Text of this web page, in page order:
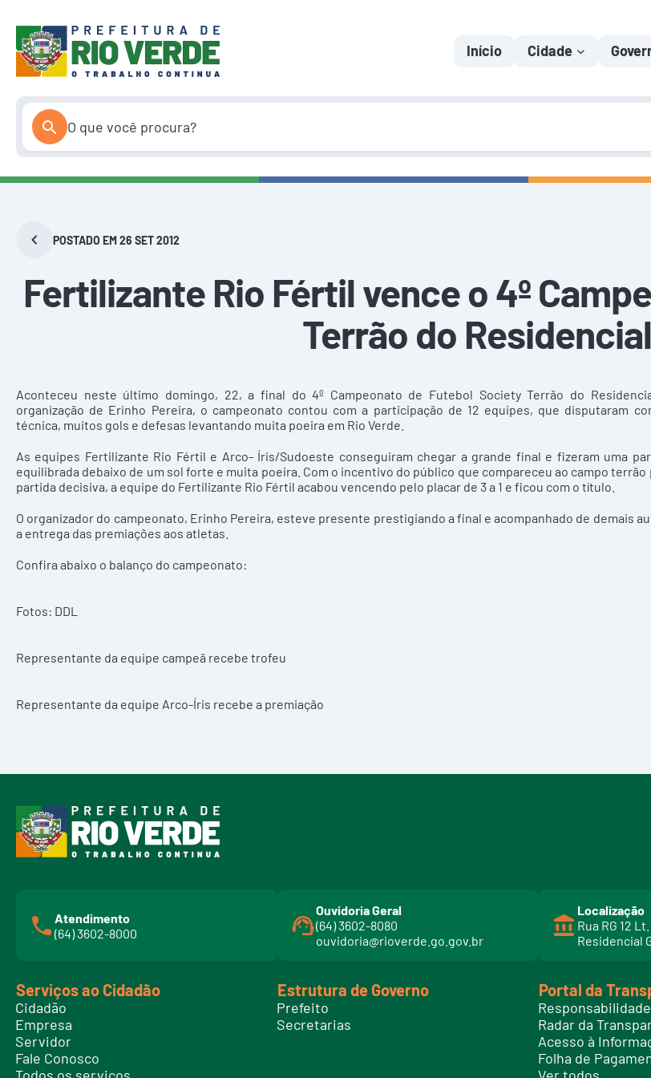
para
conteúdo
Início Cidade
POSTADO EM 26 SET 2012
Fertilizante Rio Fértil vence o 4º
Terrão do
Aconteceu neste último domingo, 22, a final do 4º Campeonato de Futebol Society Terrão do
organização de Erinho Pereira, o campeonato contou com a participação de 12 equipes, que disputaram
técnica, muitos gols e defesas levantando muita poeira em Rio Verde.
As equipes Fertilizante Rio Fértil e Arco- Íris/Sudoeste conseguiram chegar a grande final e fizeram uma
equilibrada debaixo de um sol forte e muita poeira. Com o incentivo do público que compareceu ao campo terrão
partida decisiva, a equipe do Fertilizante Rio Fértil acabou vencendo pelo placar de 3 a 1 e ficou com o título.
O organizador do campeonato, Erinho Pereira, esteve presente prestigiando a final e acompanhado de demais
a entrega das premiações aos atletas.
Confira abaixo o balanço do campeonato:
Fotos: DDL
Representante da equipe campeã recebe trofeu
Representante da equipe Arco-Íris recebe a premiação
Atendimento
(64) 3602-8000
Ouvidoria Geral
(64) 3602-8080
ouvidoria@rioverde.go.gov.br
Localização
Rua RG 12 Lt.
Residencial
Serviços ao Cidadão
Cidadão
Empresa
Servidor
Fale Conosco
Estrutura de Governo
Prefeito
Secretarias
Portal da
Radar da
Acesso à
Folha de